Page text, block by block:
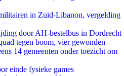
in Zuid-Libanon, vergelding
door AH-bestelbus in Dordrecht
tegen boom, vier gewonden
14 gemeenten onder toezicht om
einde fysieke games